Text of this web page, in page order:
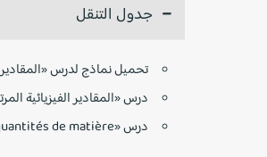
جدول التنقل
تحميل نماذج لدرس «المقادير
درس «المقادير الفيزيائية
درس «Les grandeurs physiques liées aux quantités de matière» (المسلك الدولي):